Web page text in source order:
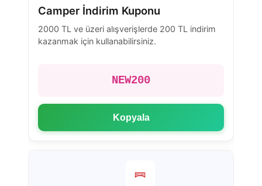
Camper İndirim Kuponu
2000 TL ve üzeri alışverişlerde 200 TL indirim
kazanmak için kullanabilirsiniz.
NEW200
Kopyala